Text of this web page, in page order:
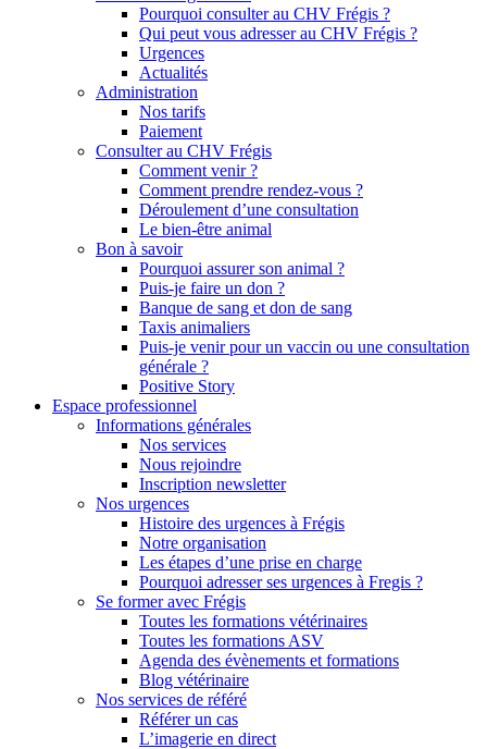
Pourquoi consulter au CHV Frégis ?
Qui peut vous adresser au CHV Frégis ?
Urgences
Actualités
Administration
Nos tarifs
Paiement
Consulter au CHV Frégis
Comment venir ?
Comment prendre rendez-vous ?
Déroulement d’une consultation
Le bien-être animal
Bon à savoir
Pourquoi assurer son animal ?
Puis-je faire un don ?
Banque de sang et don de sang
Taxis animaliers
Puis-je venir pour un vaccin ou une consultation
générale ?
Positive Story
Espace professionnel
Informations générales
Nos services
Nous rejoindre
Inscription newsletter
Nos urgences
Histoire des urgences à Frégis
Notre organisation
Les étapes d’une prise en charge
Pourquoi adresser ses urgences à Fregis ?
Se former avec Frégis
Toutes les formations vétérinaires
Toutes les formations ASV
Agenda des évènements et formations
Blog vétérinaire
Nos services de référé
Référer un cas
L’imagerie en direct